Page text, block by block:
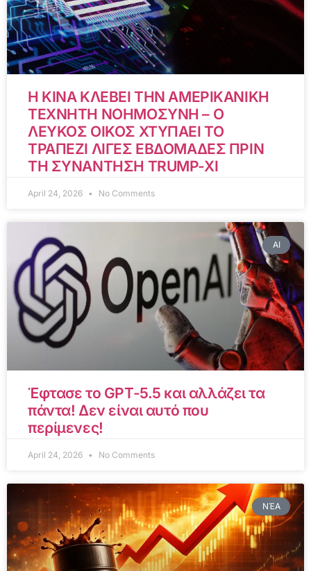
Η ΚΙΝΑ ΚΛΕΒΕΙ ΤΗΝ ΑΜΕΡΙΚΑΝΙΚΗ
ΤΕΧΝΗΤΗ ΝΟΗΜΟΣΥΝΗ – Ο
ΛΕΥΚΟΣ ΟΙΚΟΣ ΧΤΥΠΑΕΙ ΤΟ
ΤΡΑΠΕΖΙ ΛΙΓΕΣ ΕΒΔΟΜΑΔΕΣ ΠΡΙΝ
ΤΗ ΣΥΝΑΝΤΗΣΗ TRUMP-XI
April 24, 2026 No Comments
AI
Έφτασε το GPT-5.5 και αλλάζει τα
πάντα! Δεν είναι αυτό που
περίμενες!
April 24, 2026 No Comments
ΝΈΑ